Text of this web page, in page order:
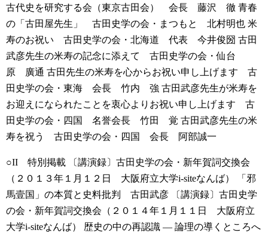
古代史を研究する会（東京古田会） 会長 藤沢 徹 青春
の「古田屋先生」 古田史学の会・まつもと 北村明也 米
寿のお祝い 古田史学の会・北海道 代表 今井俊圀 古田
武彦先生の米寿の記念に添えて 古田史学の会・仙台
原 廣通 古田先生の米寿を心からお祝い申し上げます 古
田史学の会・東海 会長 竹内 強 古田武彦先生が米寿を
お迎えになられたことを衷心よりお祝い申し上げます 古
田史学の会・四国 名誉会長 竹田 覚 古田武彦先生の米
寿を祝う 古田史学の会・四国 会長 阿部誠一
○II 特別掲載 〔講演録〕古田史学の会・新年賀詞交換会
（２０１３年１月１２日 大阪府立大学i-siteなんば）
「邪
馬壹国」の本質と史料批判 古田武彦 〔講演録〕古田史学
の会・新年賀詞交換会（２０１４年１月１１日 大阪府立
大学i-siteなんば）
歴史の中の再認識 — 論理の導くところへ